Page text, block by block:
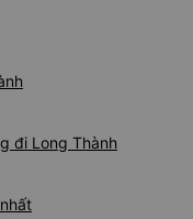
đi Long Thành